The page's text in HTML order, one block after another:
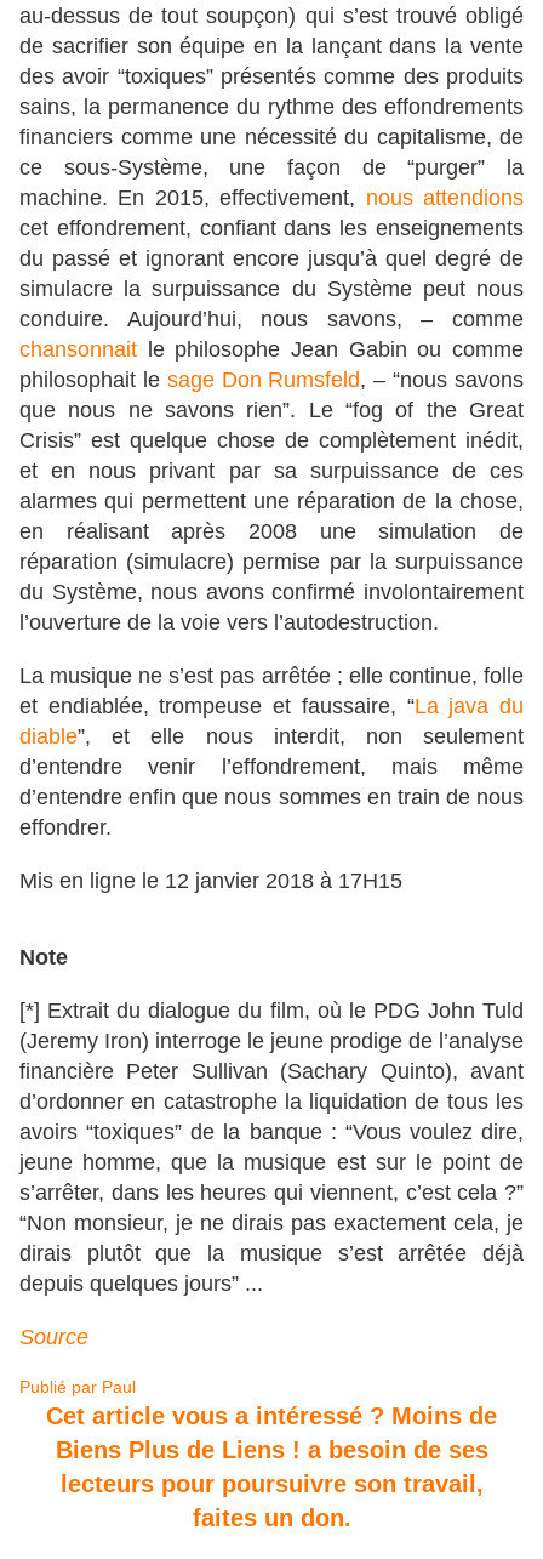
au-dessus de tout soupçon) qui s’est trouvé obligé
de sacrifier son équipe en la lançant dans la vente
des avoir “toxiques” présentés comme des produits
sains, la permanence du rythme des effondrements
financiers comme une nécessité du capitalisme, de
ce sous-Système, une façon de “purger” la
machine. En 2015, effectivement, nous attendions
cet effondrement, confiant dans les enseignements
du passé et ignorant encore jusqu’à quel degré de
simulacre la surpuissance du Système peut nous
conduire. Aujourd’hui, nous savons, – comme
chansonnait le philosophe Jean Gabin ou comme
philosophait le sage Don Rumsfeld, – “nous savons
que nous ne savons rien”. Le “fog of the Great
Crisis” est quelque chose de complètement inédit,
et en nous privant par sa surpuissance de ces
alarmes qui permettent une réparation de la chose,
en réalisant après 2008 une simulation de
réparation (simulacre) permise par la surpuissance
du Système, nous avons confirmé involontairement
l’ouverture de la voie vers l’autodestruction.
La musique ne s’est pas arrêtée ; elle continue, folle
et endiablée, trompeuse et faussaire, “La java du
diable”, et elle nous interdit, non seulement
d’entendre venir l’effondrement, mais même
d’entendre enfin que nous sommes en train de nous
effondrer.
Mis en ligne le 12 janvier 2018 à 17H15
Note
[*] Extrait du dialogue du film, où le PDG John Tuld
(Jeremy Iron) interroge le jeune prodige de l’analyse
financière Peter Sullivan (Sachary Quinto), avant
d’ordonner en catastrophe la liquidation de tous les
avoirs “toxiques” de la banque : “Vous voulez dire,
jeune homme, que la musique est sur le point de
s’arrêter, dans les heures qui viennent, c’est cela ?”
“Non monsieur, je ne dirais pas exactement cela, je
dirais plutôt que la musique s’est arrêtée déjà
depuis quelques jours” ...
Source
Publié par Paul
Cet article vous a intéressé ? Moins de
Biens Plus de Liens ! a besoin de ses
lecteurs pour poursuivre son travail,
faites un don.